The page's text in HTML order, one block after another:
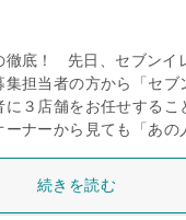
徹底！ 先日、セブンイ
集担当者の方から「セブ
に３店舗をお任せするこ
ーナーから見ても「あ
続きを読む